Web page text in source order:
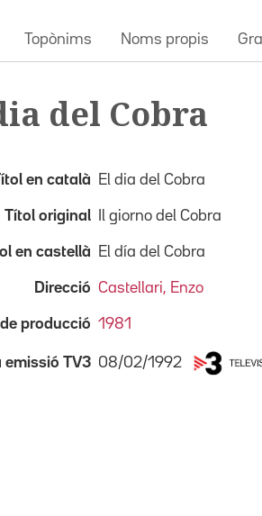
Topònims Noms propis
del Cobra
en català El dia del Cobra
Títol original Il giorno del Cobra
en castellà El día del Cobra
Direcció Castellari, Enzo
producció 1981
emissió TV3 08/02/1992